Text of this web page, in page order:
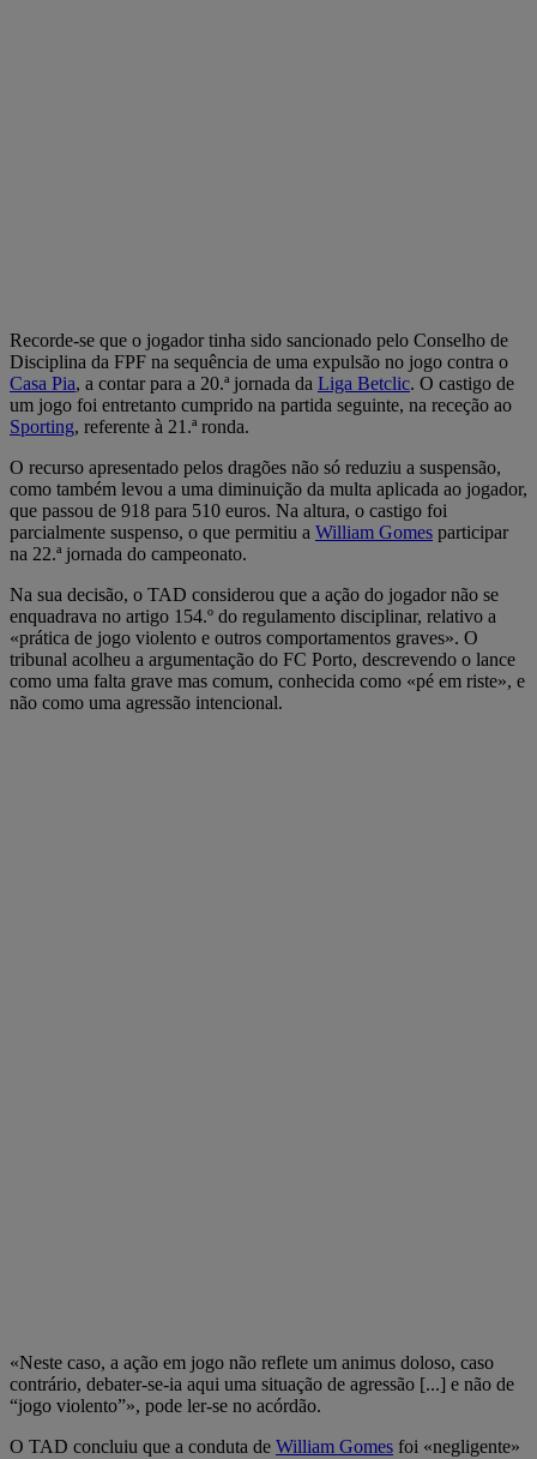
Recorde-se que o jogador tinha sido sancionado pelo Conselho de
Disciplina da FPF na sequência de uma expulsão no jogo contra o
Casa Pia, a contar para a 20.ª jornada da Liga Betclic. O castigo de
um jogo foi entretanto cumprido na partida seguinte, na receção ao
Sporting, referente à 21.ª ronda.
O recurso apresentado pelos dragões não só reduziu a suspensão,
como também levou a uma diminuição da multa aplicada ao jogador,
que passou de 918 para 510 euros. Na altura, o castigo foi
parcialmente suspenso, o que permitiu a William Gomes participar
na 22.ª jornada do campeonato.
Na sua decisão, o TAD considerou que a ação do jogador não se
enquadrava no artigo 154.º do regulamento disciplinar, relativo a
«prática de jogo violento e outros comportamentos graves». O
tribunal acolheu a argumentação do FC Porto, descrevendo o lance
como uma falta grave mas comum, conhecida como «pé em riste», e
não como uma agressão intencional.
«Neste caso, a ação em jogo não reflete um animus doloso, caso
contrário, debater-se-ia aqui uma situação de agressão [...] e não de
“jogo violento”», pode ler-se no acórdão.
O TAD concluiu que a conduta de William Gomes foi «negligente»